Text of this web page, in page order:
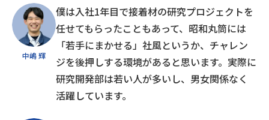
中嶋 輝
僕は入社1年目で接着材の研究プロジェクトを
任せてもらったこともあって、昭和丸筒には
「若手にまかせる」社風というか、チャレン
ジを後押しする環境があると思います。実際に
研究開発部は若い人が多いし、男女関係なく
活躍しています。